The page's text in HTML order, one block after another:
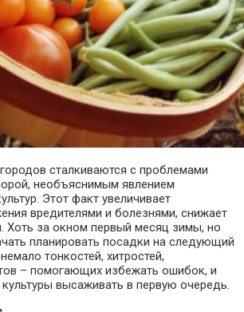
сталкиваются с проблемами
необъяснимым явлением
Этот факт увеличивает
вредителями и болезнями, снижает
Хоть за окном первый месяц зимы, но
планировать посадки на следующий
тонкостей, хитростей,
– помогающих избежать ошибок, и
высаживать в первую очередь.